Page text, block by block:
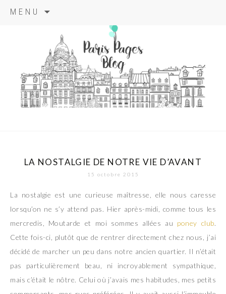
MENU
principal
paris pages
blog
LA NOSTALGIE DE NOTRE VIE D’AVANT
15 octobre 2015
La nostalgie est une curieuse maîtresse, elle nous caresse
lorsqu’on ne s’y attend pas. Hier après-midi, comme tous les
mercredis, Moutarde et moi sommes allées au poney club.
Cette fois-ci, plutôt que de rentrer directement chez nous, j’ai
décidé de marcher un peu dans notre ancien quartier. Il n’était
pas particulièrement beau, ni incroyablement sympathique,
mais c’était le nôtre. Celui où j’avais mes habitudes, mes petits